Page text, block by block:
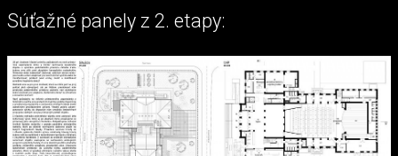
Súťažné panely z 2. etapy: